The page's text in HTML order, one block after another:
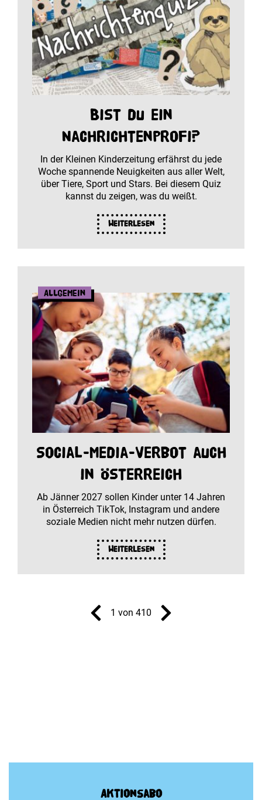
Bist du ein
Nachrichtenprofi?
In der Kleinen Kinderzeitung erfährst du jede
Woche spannende Neuigkeiten aus aller Welt,
über Tiere, Sport und Stars. Bei diesem Quiz
kannst du zeigen, was du weißt.
Weiterlesen
Allgemein
Social-Media-Verbot auch
in Österreich
Ab Jänner 2027 sollen Kinder unter 14 Jahren
in Österreich TikTok, Instagram und andere
soziale Medien nicht mehr nutzen dürfen.
Weiterlesen
1 von 410
Aktionsabo